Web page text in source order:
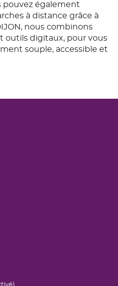
pouvez également
à distance grâce à
nous combinons
outils digitaux, pour vous
souple, accessible et